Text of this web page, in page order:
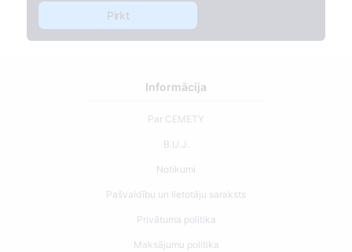
Pirkt
Informācija
Par CEMETY
B.U.J.
Notikumi
Pašvaldību un lietotāju saraksts
Privātuma politika
Maksājumu politika